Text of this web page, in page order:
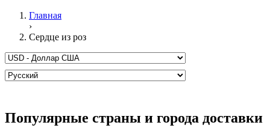
Главная
›
Сердце из роз
Популярные страны и города доставки